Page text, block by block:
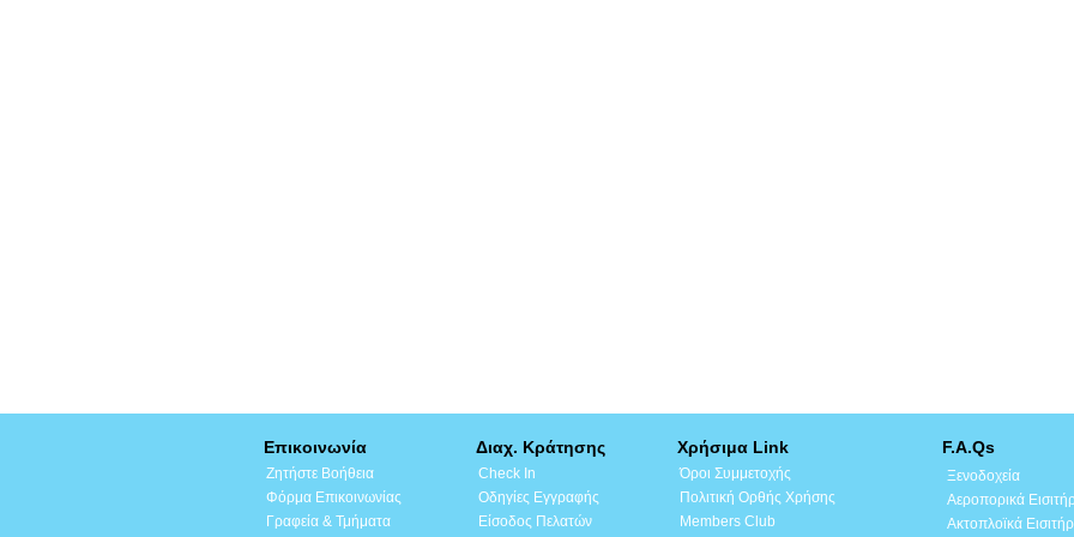
Επικοινωνία
Ζητήστε Βοήθεια
Φόρμα Επικοινωνίας
Γραφεία & Τμήματα
Διαχ. Κράτησης
Check In
Οδηγίες Εγγραφής
Είσοδος Πελατών
Χρήσιμα Link
Όροι Συμμετοχής
Πολιτική Ορθής Χρήσης
Members Club
F.A.Qs
Ξενοδοχεία
Αεροπορικά
Ακτοπλοϊκά